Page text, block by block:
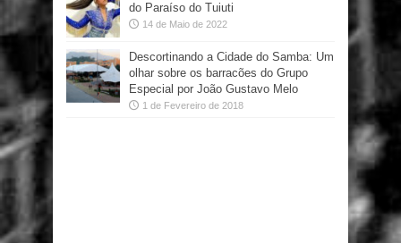
do Paraíso do Tuiuti
14 de Maio de 2022
Descortinando a Cidade do Samba: Um
olhar sobre os barracões do Grupo
Especial por João Gustavo Melo
1 de Fevereiro de 2018